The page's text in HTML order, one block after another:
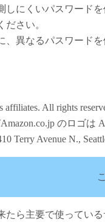
にくいパスワード
さい。
異なるパスワードを
All rights
のロゴは
Terry Avenue N.,
たら主要で使ってい